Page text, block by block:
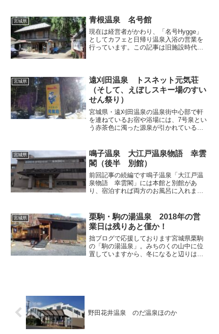
る「あすか旅館」にて日...
宮城県 青根温泉 名号館
現在は経営者がかわり、「名号Hygge」
としてカフェと日帰り温泉入浴の営業を
行っています。この記事は旧施設時代を
で過ごしたため、...
宮城県
遠刈田温泉 トスネット元気荘
（そして、えぼしスキー場のすい
せん祭り）
宮城県・遠刈田温泉の温泉街中心部で軒
を連ねているお宿や浴場には、7号泉とい
う赤茶色に濁った源泉が引かれている場
ょっと離れると別の源泉を使っているお
宿もありますので、今...
宮城県
鳴子温泉 大江戸温泉物語 幸雲
閣（後半 別館）
前回記事の続編です鳴子温泉「大江戸温
泉物語 幸雲閣」には本館と別館があ
り、宿泊すれば両方のお風呂に入れま
のお風呂にも入ってみることにしまし
た。スリッパ履きのまま本...
宮城県
栗駒・駒の湯温泉 2018年の営
業日は残りあと僅か！
拙ブログで応援しております宮城県栗駒
の「駒の湯温泉」。みちのくの山中に位
置していますから、冬になると辺りは深
野田花井温泉 のだ温泉ほのか